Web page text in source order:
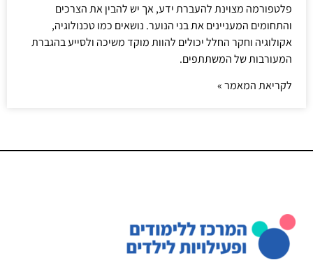
פלטפורמה מצוינת להעברת ידע, אך יש להבין את הצרכים
והתחומים המעניינים את בני הנוער. נושאים כמו טכנולוגיה,
אקולוגיה וחקר החלל יכולים להוות מוקד משיכה ולסייע בהגברת
המעורבות של המשתתפים.
לקריאת המאמר »